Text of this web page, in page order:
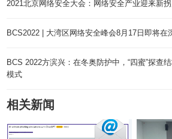
2021北京网络安全大会：网络安全产业迎来新
BCS2022 | 大湾区网络安全峰会8月17日即将在
BCS 2022方滨兴：在冬奥防护中，“四蜜”探查
模式
相关新闻